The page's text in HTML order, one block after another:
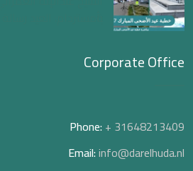
Corporate Office
Phone: + 31648213409
Email:info@darelhuda.nl